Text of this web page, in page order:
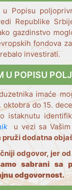
u Popisu
Republike
gazdinstvo
fondova
investirati.
U POPISU
imaće
oktobra do 15.
istaknutu
u vezi sa
dodatna
odgovor, jer
sabrani sa
odgovornost.